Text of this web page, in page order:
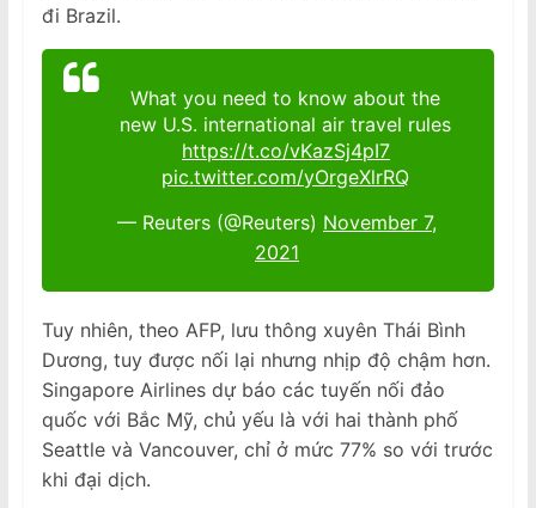
đi Brazil.
What you need to know about the
new U.S. international air travel rules
https://t.co/vKazSj4pI7
pic.twitter.com/yOrgeXlrRQ
— Reuters (@Reuters) November 7,
2021
Tuy nhiên, theo AFP, lưu thông xuyên Thái Bình
Dương, tuy được nối lại nhưng nhịp độ chậm hơn.
Singapore Airlines dự báo các tuyến nối đảo
quốc với Bắc Mỹ, chủ yếu là với hai thành phố
Seattle và Vancouver, chỉ ở mức 77% so với trước
khi đại dịch.